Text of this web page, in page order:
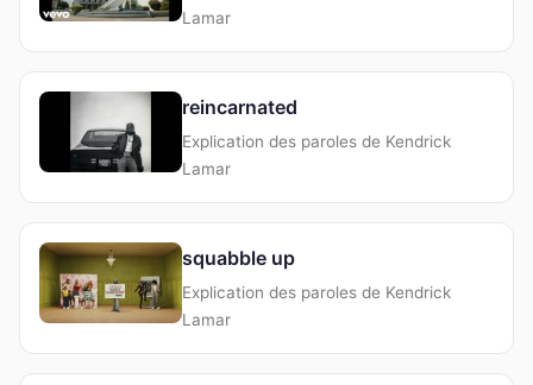
Lamar
reincarnated
Explication des paroles de Kendrick
Lamar
squabble up
Explication des paroles de Kendrick
Lamar